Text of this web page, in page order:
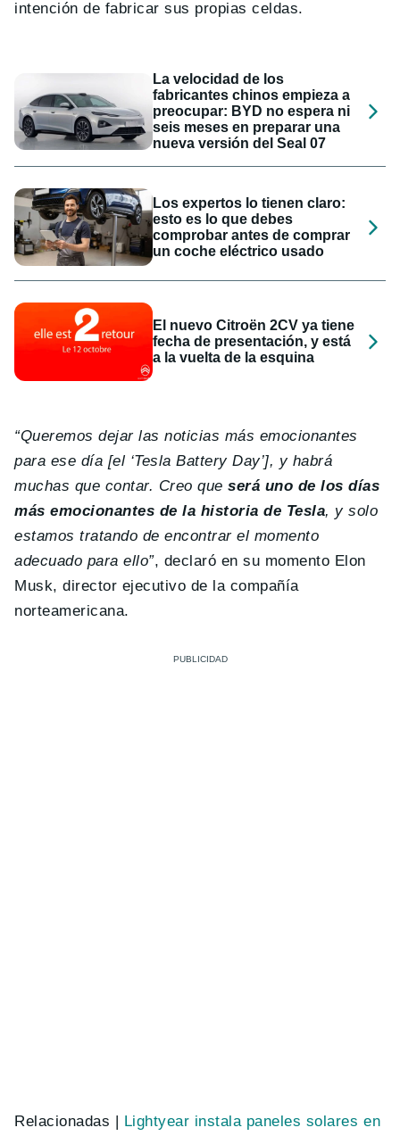
intención de fabricar sus propias celdas.
La velocidad de los
fabricantes chinos empieza a
preocupar: BYD no espera ni
seis meses en preparar una
nueva versión del Seal 07
Los expertos lo tienen claro:
esto es lo que debes
comprobar antes de comprar
un coche eléctrico usado
El nuevo Citroën 2CV ya tiene
fecha de presentación, y está
a la vuelta de la esquina
“Queremos dejar las noticias más emocionantes
para ese día [el ‘Tesla Battery Day’], y habrá
muchas que contar. Creo queserá uno de los días
más emocionantes de la historia de Tesla, y solo
estamos tratando de encontrar el momento
adecuado para ello”, declaró en su momento Elon
Musk, director ejecutivo de la compañía
norteamericana.
Relacionadas | Lightyear instala paneles solares en